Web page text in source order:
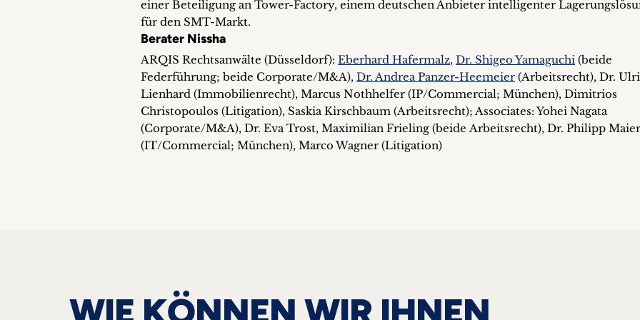
einer Beteiligung an Tower-Factory, einem deutschen Anbieter intelligenter
für den SMT-Markt.
Berater Nissha
ARQIS Rechtsanwälte (Düsseldorf): Eberhard Hafermalz, Dr. Shigeo Yamaguchi (beide
Federführung; beide Corporate/M&A), Dr. Andrea Panzer-Heemeier (Arbeitsrecht), Dr.
Lienhard (Immobilienrecht), Marcus Nothhelfer (IP/Commercial; München), Dimitrios
Christopoulos (Litigation), Saskia Kirschbaum (Arbeitsrecht); Associates: Yohei Nagata
(Corporate/M&A), Dr. Eva Trost, Maximilian Frieling (beide Arbeitsrecht), Dr. Philipp Maier
(IT/Commercial; München), Marco Wagner (Litigation)